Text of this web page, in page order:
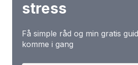
stress
Få simple råd og min gratis
komme i gang